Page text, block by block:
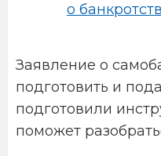
о
Заявление о
подготовить и
подготовили
поможет